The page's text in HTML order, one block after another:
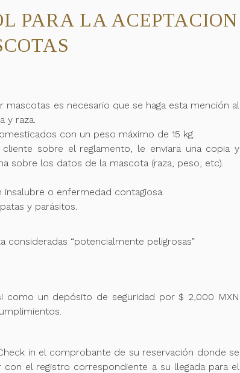
PARA LA ACEPTACION
es necesario que se haga esta mención al
y raza.
con un peso máximo de 15 kg.
sobre el reglamento, le enviara una copia y
sobre los datos de la mascota (raza, peso, etc).
o enfermedad contagiosa.
y parásitos.
“potencialmente peligrosas”
como un depósito de seguridad por $ 2,000 MXN
in el comprobante de su reservación donde se
el registro correspondiente a su llegada para el